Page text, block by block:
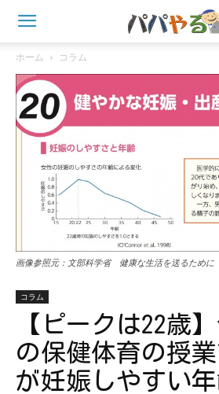
ホーム コラム
画像参照元：文部科学省 健康な生活を送るために
コラム
【ピークは22歳
の保健体育の授
が妊娠しやすい